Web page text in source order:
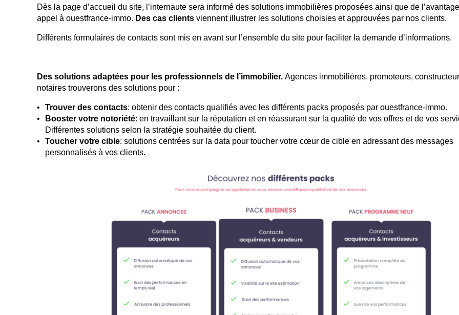
Dès la page d’accueil du site, l’internaute sera informé des solutions immobilières proposées ainsi que de
appel à ouestfrance-immo. Des cas clients viennent illustrer les solutions choisies et approuvées par nos clients.
Différents formulaires de contacts sont mis en avant sur l’ensemble du site pour faciliter la demande d’informations.
Des solutions adaptées pour les professionnels de l’immobilier. Agences immobilières, promoteurs,
notaires trouverons des solutions pour :
Trouver des contacts: obtenir des contacts qualifiés avec les différents packs proposés par ouestfrance-immo.
Booster votre notoriété: en travaillant sur la réputation et en réassurant sur la qualité de vos offres et de vos
Différentes solutions selon la stratégie souhaitée du client.
Toucher votre cible: solutions centrées sur la data pour toucher votre cœur de cible en adressant des messages
personnalisés à vos clients.